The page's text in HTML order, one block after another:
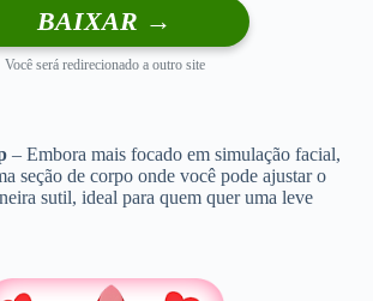
BAIXAR →
Você será redirecionado a outro site
– Embora mais focado em simulação facial,
seção de corpo onde você pode ajustar o
sutil, ideal para quem quer uma leve